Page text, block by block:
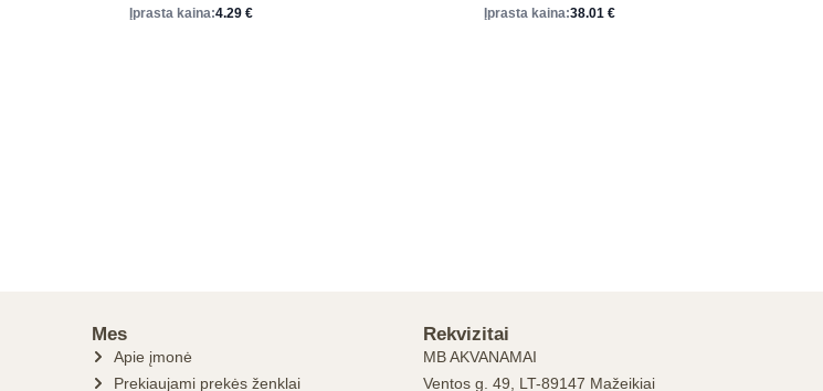
Įprasta kaina:4.29 € Įprasta kaina:38.01 €
Mes
Apie įmonė
Prekiaujami prekės ženklai
Rekvizitai
MB AKVANAMAI
Ventos g. 49, LT-89147 Mažeikiai